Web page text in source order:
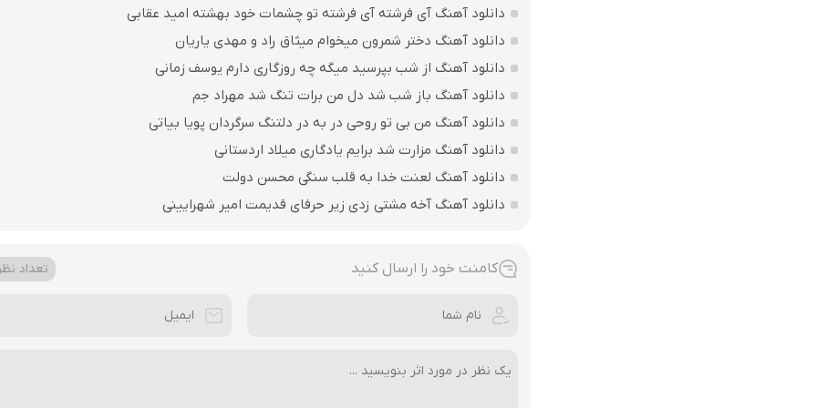
دانلود آهنگ آی فرشته آی فرشته تو چشمات خود بهشته امید عقابی
دانلود آهنگ دختر شمرون میخوام میثاق راد و مهدی یاریان
دانلود آهنگ از شب بپرسید میگه چه روزگاری دارم یوسف زمانی
دانلود آهنگ باز شب شد دل من برات تنگ شد مهراد جم
دانلود آهنگ من بی تو روحی در به در دلتنگ سرگردان پویا بیاتی
دانلود آهنگ مزارت شد برایم یادگاری میلاد اردستانی
دانلود آهنگ لعنت خدا به قلب سنگی محسن دولت
دانلود آهنگ آخه مشتی زدی زیر حرفای قدیمت امیر شهرایینی
کامنت خود را ارسال کنید تعداد